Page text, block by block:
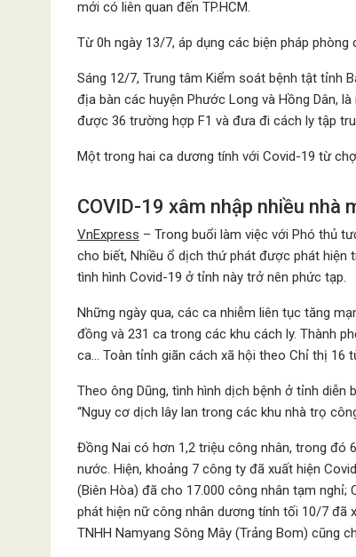
mới có liên quan đến TP.HCM.
Từ 0h ngày 13/7, áp dụng các biện pháp
Sáng 12/7, Trung tâm Kiểm soát bệnh tật tỉnh
địa bàn các huyện Phước Long và Hồng Dân,
được 36 trường hợp F1 và đưa đi cách ly tập
Một trong hai ca dương tính với Covid-19 từ
COVID-19 xâm nhập nhiều nhà
VnExpress – Trong buổi làm việc với Phó thủ
cho biết, Nhiều ổ dịch thứ phát được phát hiện
tình hình Covid-19 ở tỉnh này trở nên phức tạp.
Những ngày qua, các ca nhiễm liên tục tăng
đồng và 231 ca trong các khu cách ly. Thành
ca… Toàn tỉnh giãn cách xã hội theo Chỉ thị 16
Theo ông Dũng, tình hình dịch bệnh ở tỉnh
“Nguy cơ dịch lây lan trong các khu nhà trọ
Đồng Nai có hơn 1,2 triệu công nhân, trong đó
nước. Hiện, khoảng 7 công ty đã xuất hiện
(Biên Hòa) đã cho 17.000 công nhân tạm nghỉ;
phát hiện nữ công nhân dương tính tối 10/7 đã
TNHH Namyang Sông Mây (Trảng Bom) cũng